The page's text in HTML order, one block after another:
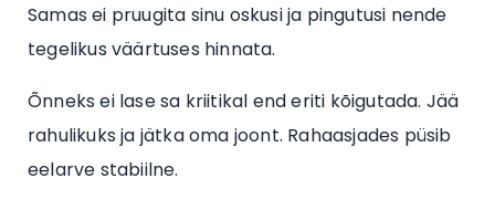
Samas ei pruugita sinu oskusi ja pingutusi nende
tegelikus väärtuses hinnata.
Õnneks ei lase sa kriitikal end eriti kõigutada. Jää
rahulikuks ja jätka oma joont. Rahaasjades püsib
eelarve stabiilne.